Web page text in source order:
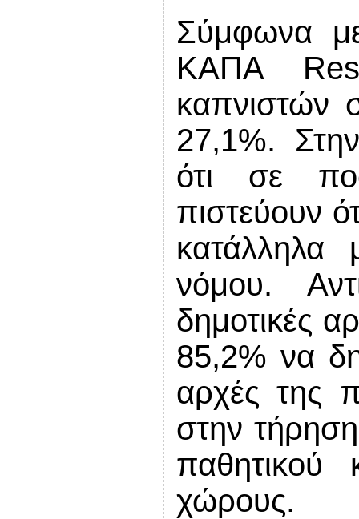
Σύμφωνα
ΚΑΠΑ
καπνιστών
27,1%.
ότι σε
πιστεύουν
κατάλληλα
νόμου.
δημοτικές
85,2% να
αρχές της
στην
παθητικού
χώρους.